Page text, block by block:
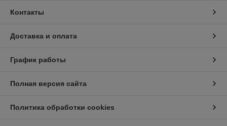
Контакты
Доставка и оплата
График работы
Полная версия сайта
Политика обработки cookies